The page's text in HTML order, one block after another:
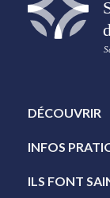
DÉCOUVRIR
INFOS
ILS FONT